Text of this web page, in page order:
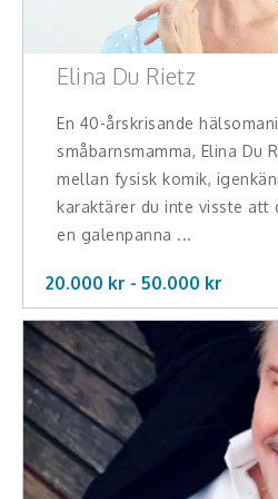
Elina Du Rietz
En 40-årskrisande
småbarnsmamma, Elina Du
mellan fysisk komik,
karaktärer du inte visste
en galenpanna ...
20.000 kr - 50.000 kr